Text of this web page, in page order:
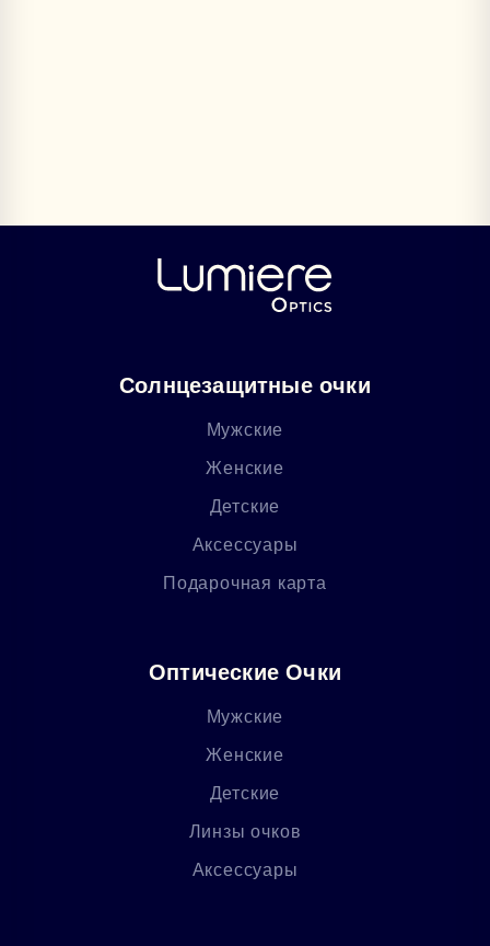
Солнцезащитные очки
Мужские
Женские
Детские
Аксессуары
Подарочная карта
Оптические Очки
Мужские
Женские
Детские
Линзы очков
Аксессуары